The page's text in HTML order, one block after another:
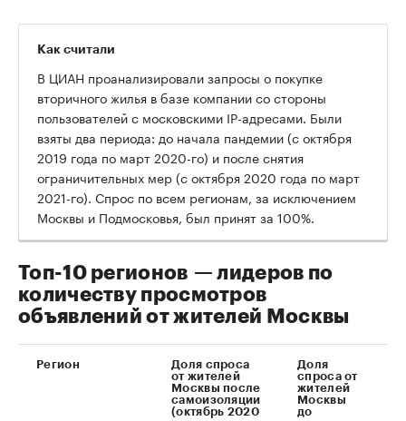
Как считали
В ЦИАН проанализировали запросы о покупке
вторичного жилья в базе компании со стороны
пользователей с московскими IP-адресами. Были
взяты два периода: до начала пандемии (с октября
2019 года по март 2020-го) и после снятия
ограничительных мер (с октября 2020 года по март
2021-го). Спрос по всем регионам, за исключением
Москвы и Подмосковья, был принят за 100%.
Топ-10 регионов — лидеров по
количеству просмотров
объявлений от жителей Москвы
Регион
Доля спроса
от жителей
Москвы после
самоизоляции
(октябрь 2020
Доля
спроса от
жителей
Москвы
до